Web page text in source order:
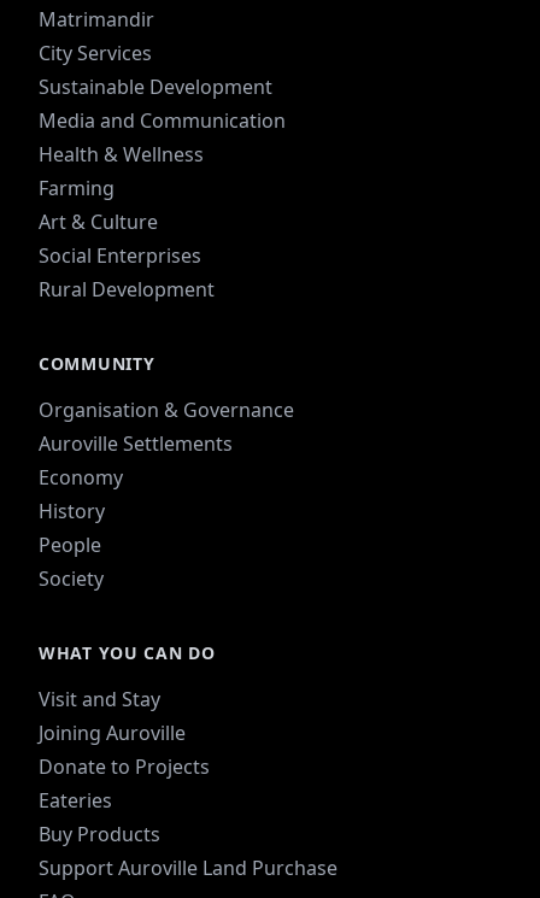
Matrimandir
City Services
Sustainable Development
Media and Communication
Health & Wellness
Farming
Art & Culture
Social Enterprises
Rural Development
COMMUNITY
Organisation & Governance
Auroville Settlements
Economy
History
People
Society
WHAT YOU CAN DO
Visit and Stay
Joining Auroville
Donate to Projects
Eateries
Buy Products
Support Auroville Land Purchase